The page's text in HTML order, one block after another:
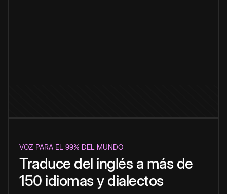
VOZ PARA EL 99% DEL MUNDO
Traduce del inglés a más de
150 idiomas y dialectos